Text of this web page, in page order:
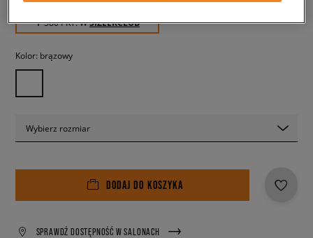
✛ 580 PKT. WSIZEERCLUB
Kolor: brązowy
Wybierz rozmiar
DODAJ DO KOSZYKA
SPRAWDŹ DOSTĘPNOŚĆ W SALONACH